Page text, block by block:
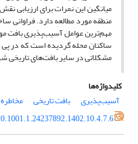
میانگین این نمرات برای ارزیابی
منطقه مورد مطالعه دارد.فراوانی
مهم‌ترین عوامل آسیب‌پذیری بافت
ساکنان محله گردیده است که در پی
مشکلاتی در سایر بافت‌های تاریخی
کلیدواژه‌ها
آسیب‌پذیری
بافت تاریخی